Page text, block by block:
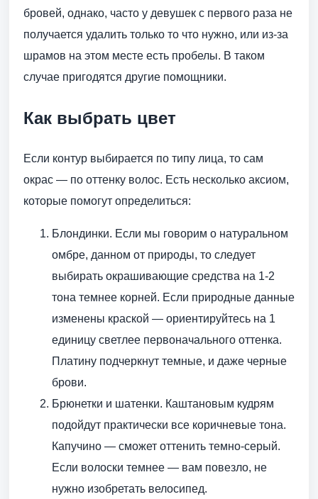
бровей, однако, часто у девушек с первого раза не
получается удалить только то что нужно, или из-за
шрамов на этом месте есть пробелы. В таком
случае пригодятся другие помощники.
Как выбрать цвет
Если контур выбирается по типу лица, то сам
окрас — по оттенку волос. Есть несколько аксиом,
которые помогут определиться:
Блондинки. Если мы говорим о натуральном
омбре, данном от природы, то следует
выбирать окрашивающие средства на 1-2
тона темнее корней. Если природные данные
изменены краской — ориентируйтесь на 1
единицу светлее первоначального оттенка.
Платину подчеркнут темные, и даже черные
брови.
Брюнетки и шатенки. Каштановым кудрям
подойдут практически все коричневые тона.
Капучино — сможет оттенить темно-серый.
Если волоски темнее — вам повезло, не
нужно изобретать велосипед.